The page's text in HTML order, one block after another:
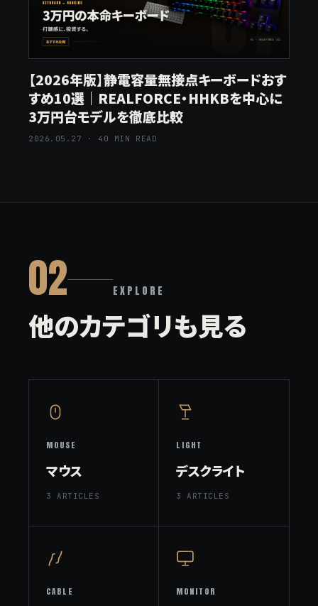
【2026年版】静電容量無接点キーボードおす
すめ10選｜REALFORCE・HHKBを中心に
3万円台モデルを徹底比較
2026.05.27 · 40 MIN READ
02 EXPLORE
他のカテゴリも見る
MOUSE
マウス
3 ARTICLES
LIGHT
デスクライト
3 ARTICLES
CABLE MONITOR